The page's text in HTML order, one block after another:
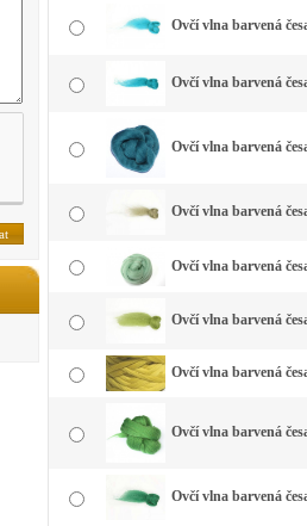
Ovčí vlna barvená
Ovčí vlna barvená
Ovčí vlna barvená
Ovčí vlna barvená
Ovčí vlna barvená
Ovčí vlna barvená
Ovčí vlna barvená
Ovčí vlna barvená
Ovčí vlna barvená